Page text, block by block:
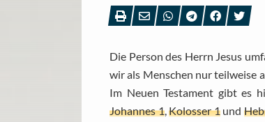
Die Person des Herrn Jesus
wir als Menschen nur teilweise
Im Neuen Testament gibt es
Johannes 1,Kolosser 1und